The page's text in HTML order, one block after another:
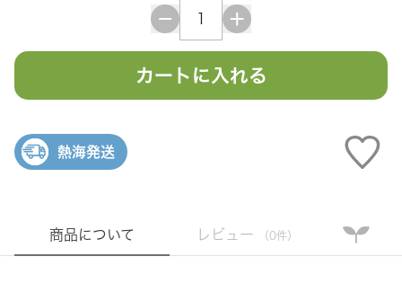
カートに入れる
熱海発送
商品について レビュー （0件）